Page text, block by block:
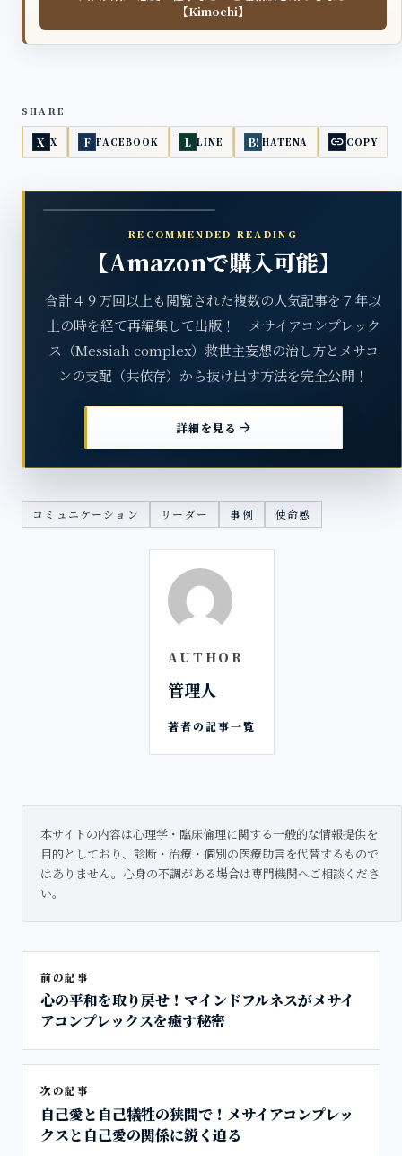
【Kimochi】
SHARE
X X F FACEBOOK L LINE B! HATENA link COPY
RECOMMENDED READING
【Amazonで購入可能】
合計４９万回以上も閲覧された複数の人気記事を７年以
上の時を経て再編集して出版！ メサイアコンプレック
ス（Messiah complex）救世主妄想の治し方とメサコ
ンの支配（共依存）から抜け出す方法を完全公開！
詳細を見る arrow_forward
コミュニケーション リーダー 事例 使命感
AUTHOR
管理人
著者の記事一覧
本サイトの内容は心理学・臨床倫理に関する一般的な情報提供を
目的としており、診断・治療・個別の医療助言を代替するもので
はありません。心身の不調がある場合は専門機関へご相談くださ
い。
前の記事
心の平和を取り戻せ！マインドフルネスがメサイ
アコンプレックスを癒す秘密
次の記事
自己愛と自己犠牲の狭間で！メサイアコンプレッ
クスと自己愛の関係に鋭く迫る